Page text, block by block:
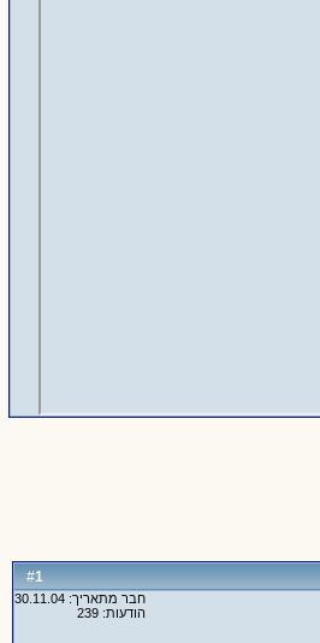
#
1
חבר מתאריך: 30.11.04
הודעות: 239